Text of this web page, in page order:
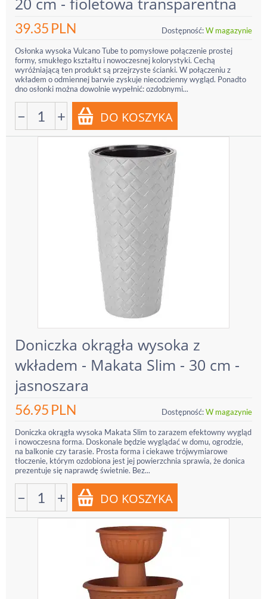
39.35 PLN Dostępność:W magazynie
Osłonka wysoka Vulcano Tube to pomysłowe połączenie prostej
formy, smukłego kształtu i nowoczesnej kolorystyki. Cechą
wyróżniającą ten produkt są przejrzyste ścianki. W połączeniu z
wkładem o odmiennej barwie zyskuje niecodzienny wygląd. Ponadto
dno osłonki można dowolnie wypełnić: ozdobnymi...
− +
Doniczka okrągła wysoka z
wkładem - Makata Slim - 30 cm -
jasnoszara
56.95 PLN Dostępność:W magazynie
Doniczka okrągła wysoka Makata Slim to zarazem efektowny wygląd
i nowoczesna forma. Doskonale będzie wyglądać w domu, ogrodzie,
na balkonie czy tarasie. Prosta forma i ciekawe trójwymiarowe
tłoczenie, którym ozdobiona jest jej powierzchnia sprawia, że donica
prezentuje się naprawdę świetnie. Bez...
− +